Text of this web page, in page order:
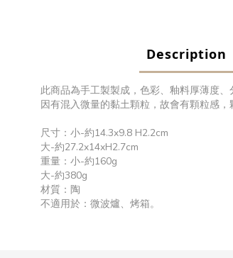
Description
此商品為手工製製成，色彩、釉料厚薄度
因有混入微量的黏土顆粒，故會有顆粒感，
尺寸：小-約14.3x9.8 H2.2cm
大-約27.2x14xH2.7cm
重量：小-約160g
大-約380g
材質：陶
不適用於：微波爐、烤箱。